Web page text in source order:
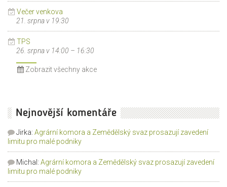
Večer venkova
21. srpna v 19:30
TPS
26. srpna v 14:00 – 16:30
Zobrazit všechny akce
Nejnovější komentáře
Jirka: Agrární komora a Zemědělský svaz prosazují zavedení
limitu pro malé podniky
Michal : Agrární komora a Zemědělský svaz prosazují zavedení
limitu pro malé podniky